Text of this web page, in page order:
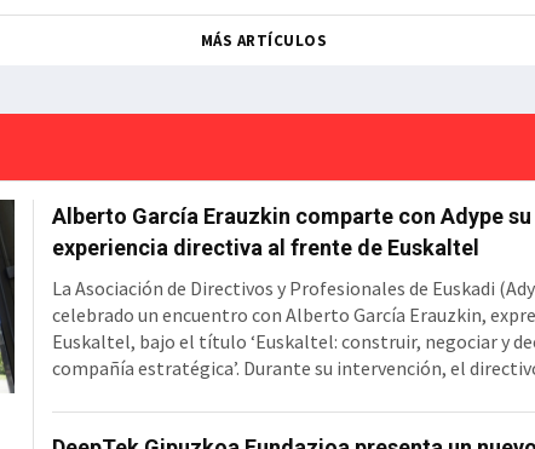
euros.Tal y como detalla la sociedad pública que
MÁS ARTÍCULOS
Alberto García Erauzkin comparte con Adype su
experiencia directiva al frente de Euskaltel
La Asociación de Directivos y Profesionales de Euskadi
celebrado un encuentro con Alberto García Erauzkin,
Euskaltel, bajo el título ‘Euskaltel: construir, negociar y
compañía estratégica’. Durante su intervención, el